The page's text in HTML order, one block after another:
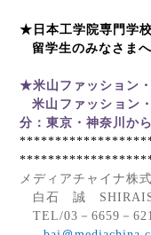
★日本工学院専門学校
留学生のみなさまへ
★米山ファッション
米山ファッション
分：東京・神奈川か
メディアチャイナ株
白石 誠
TEL/03 － 6659 －